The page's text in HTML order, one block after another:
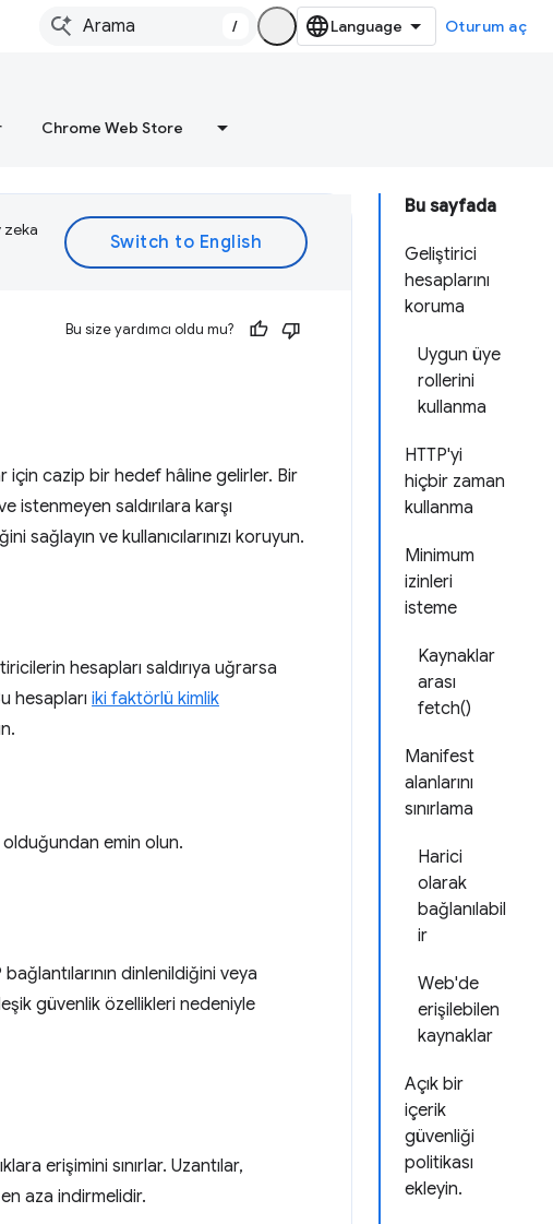
/ Oturum aç
Chrome Web Store
Bu sayfada
Geliştirici
hesaplarını
koruma
Uygun üye
rollerini
kullanma
HTTP'yi
hiçbir zaman
kullanma
Minimum
izinleri
isteme
Kaynaklar
arası
fetch()
Manifest
alanlarını
sınırlama
Harici
olarak
bağlanılabil
ir
Web'de
erişilebilen
kaynaklar
Açık bir
içerik
güvenliği
politikası
ekleyin.
zeka
Bu size yardımcı oldu mu?
için cazip bir hedef hâline gelirler. Bir
istenmeyen saldırılara karşı
sağlayın ve kullanıcılarınızı koruyun.
hesapları saldırıya uğrarsa
hesapları iki faktörlü kimlik
olduğundan emin olun.
dinlenildiğini veya
güvenlik özellikleri nedeniyle
erişimini sınırlar. Uzantılar,
aza indirmelidir.